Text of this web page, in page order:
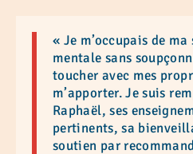
« Je m’occupais de
mentale sans
toucher avec mes
m’apporter. Je suis
Raphaël, ses
pertinents, sa
soutien par